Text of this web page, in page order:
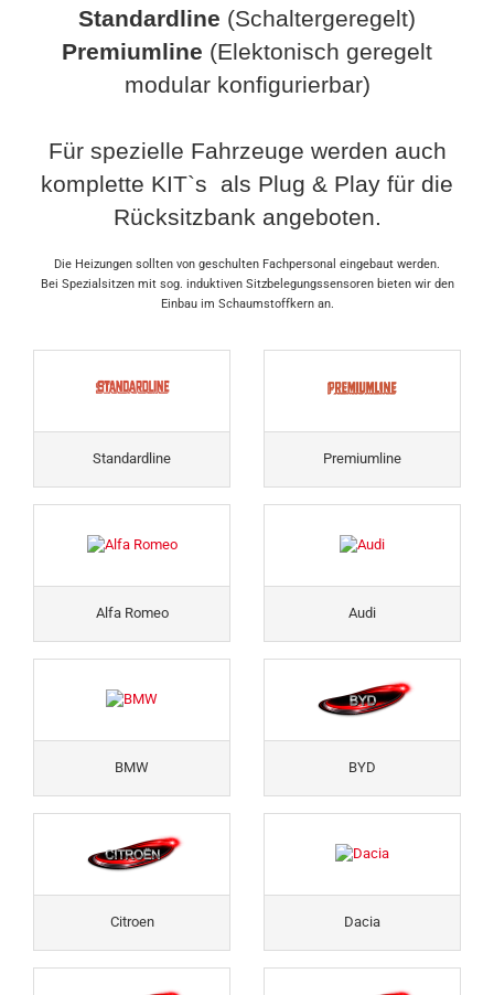
Standardline (Schaltergeregelt)
Premiumline (Elektonisch geregelt
modular konfigurierbar)
Für spezielle Fahrzeuge werden auch
komplette KIT`s als Plug & Play für die
Rücksitzbank angeboten.
Die Heizungen sollten von geschulten Fachpersonal eingebaut werden.
Bei Spezialsitzen mit sog. induktiven Sitzbelegungssensoren bieten wir den
Einbau im Schaumstoffkern an.
Standardline Premiumline
Alfa Romeo Audi
BMW BYD
Citroen Dacia